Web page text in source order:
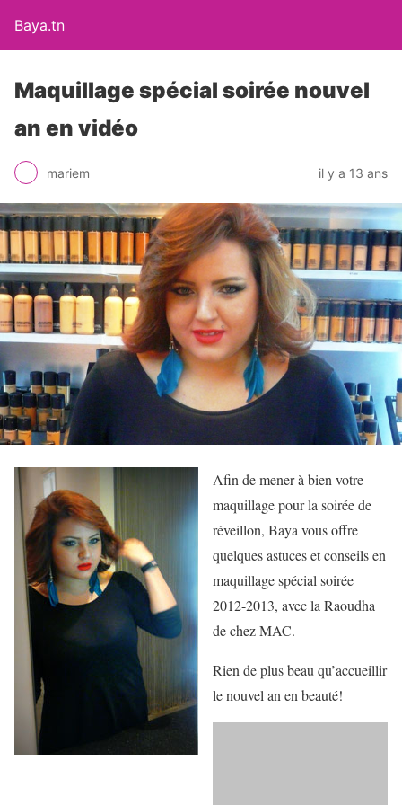
Baya.tn
Maquillage spécial soirée nouvel
an en vidéo
mariem il y a 13 ans
Afin de mener à bien votre
maquillage pour la soirée de
réveillon, Baya vous offre
quelques astuces et conseils en
maquillage spécial soirée
2012-2013, avec la Raoudha
de chez MAC.
Rien de plus beau qu’accueillir
le nouvel an en beauté!